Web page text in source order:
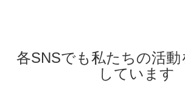
各SNSでも私たちの活
しています